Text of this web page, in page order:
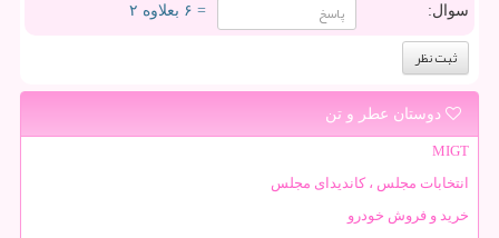
سوال: = ۶ بعلاوه ۲
دوستان عطر و تن
MIGT
انتخابات مجلس ، کاندیدای مجلس
خرید و فروش خودرو